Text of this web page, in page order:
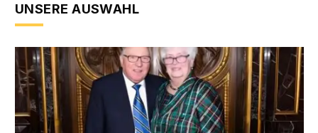
UNSERE AUSWAHL